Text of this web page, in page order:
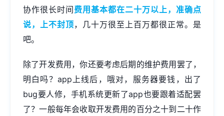
协作很长时间 费用基本都在二十万以上，准确点
说，上不封顶，几十万很至上百万都很正常。是
吧。
除了开发费用，你还要考虑后期的维护费用罢了，
明白吗？app上线后，哦对，服务器要钱，出了
bug要人修，手机系统更新了app也要跟着适配罢
了？一般每年会收取开发费用的百分之十到二十作